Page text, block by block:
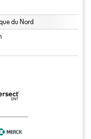
du Nord
nécessite une attribution sous CC